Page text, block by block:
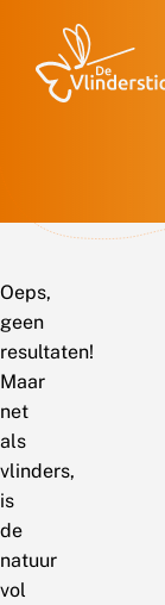
Oeps,
geen
resultaten!
Maar
net
als
vlinders,
is
de
natuur
vol